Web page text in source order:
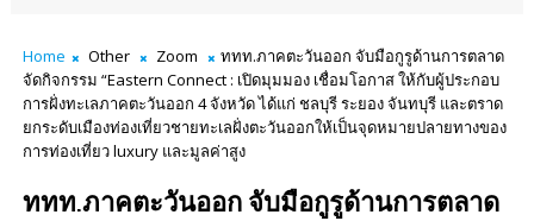
Home Other Zoom
ททท.ภาคตะวันออก จับมือกูรูด้านการตลาด
จัดกิจกรรม “Eastern Connect : เปิดมุมมอง เชื่อมโอกาส ให้กับผู้ประกอบ
การฝั่งทะเลภาคตะวันออก 4 จังหวัด ได้แก่ ชลบุรี ระยอง จันทบุรี และตราด
ยกระดับเมืองท่องเที่ยวชายทะเลฝั่งตะวันออกให้เป็นจุดหมายปลายทางของ
การท่องเที่ยว luxury และมูลค่าสูง
ททท.ภาคตะวันออก จับมือกูรูด้านการตลาด